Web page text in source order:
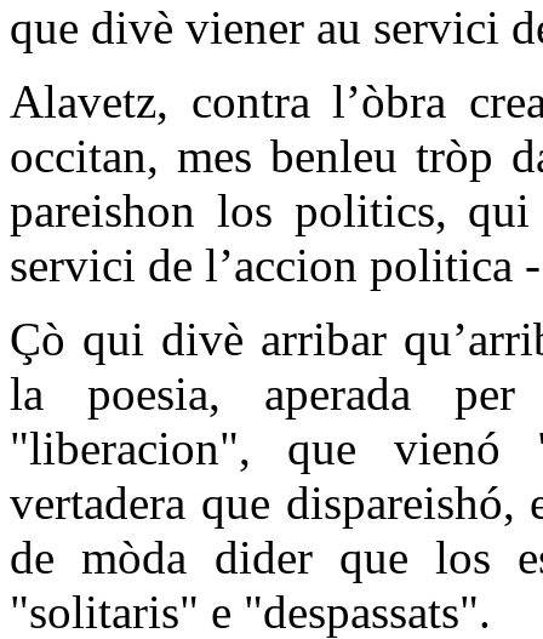
que divè viener au servici
Alavetz, contra l’òbra
occitan, mes benleu tròp
pareishon los politics,
servici de l’accion politica
Çò qui divè arribar
la poesia, aperada
"liberacion", que vienó
vertadera que dispareishó,
de mòda dider que los
"solitaris" e "despassats".